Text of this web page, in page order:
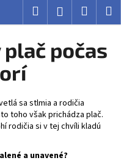
Hľadať Prihlásenie
počas
sa stlmia a rodičia
toho však prichádza plač.
rodičia si v tej chvíli kladú
a unavené?